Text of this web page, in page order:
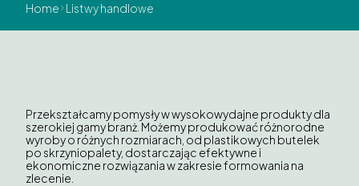
Home Listwy handlowe
Przekształcamy pomysły w wysokowydajne produkty dla
szerokiej gamy branż. Możemy produkować różnorodne
wyroby o różnych rozmiarach, od plastikowych butelek
po skrzyniopalety, dostarczając efektywne i
ekonomiczne rozwiązania w zakresie formowania na
zlecenie.